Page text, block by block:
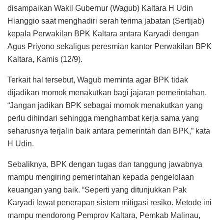
disampaikan Wakil Gubernur (Wagub) Kaltara H Udin
Hianggio saat menghadiri serah terima jabatan (Sertijab)
kepala Perwakilan BPK Kaltara antara Karyadi dengan
Agus Priyono sekaligus peresmian kantor Perwakilan BPK
Kaltara, Kamis (12/9).
Terkait hal tersebut, Wagub meminta agar BPK tidak
dijadikan momok menakutkan bagi jajaran pemerintahan.
“Jangan jadikan BPK sebagai momok menakutkan yang
perlu dihindari sehingga menghambat kerja sama yang
seharusnya terjalin baik antara pemerintah dan BPK,” kata
H Udin.
Sebaliknya, BPK dengan tugas dan tanggung jawabnya
mampu mengiring pemerintahan kepada pengelolaan
keuangan yang baik. “Seperti yang ditunjukkan Pak
Karyadi lewat penerapan sistem mitigasi resiko. Metode ini
mampu mendorong Pemprov Kaltara, Pemkab Malinau,